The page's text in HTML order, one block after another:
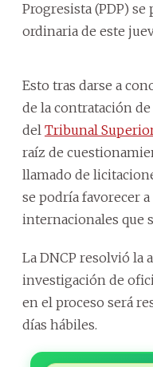
Progresista (PDP)
ordinaria de este
Esto tras darse a
de la contratación
del Tribunal
raíz de
llamado de
se podría favorecer
internacionales que
La DNCP resolvió la
investigación de
en el proceso será
días hábiles.